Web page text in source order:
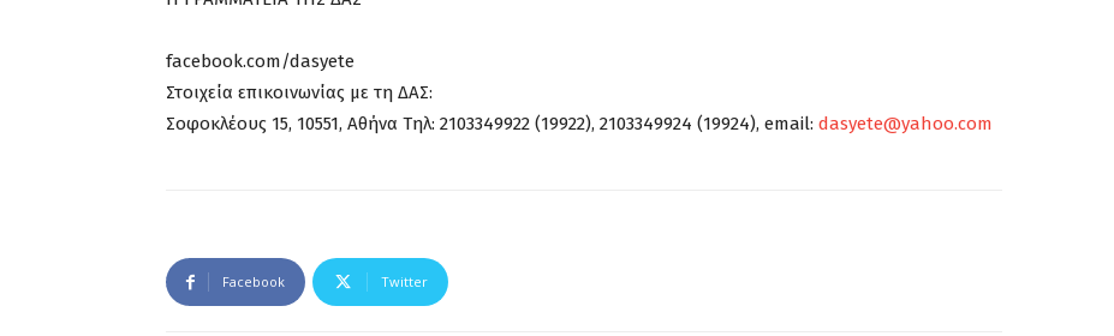
facebook.com/dasyete
Στοιχεία επικοινωνίας με τη ΔΑΣ:
Σοφοκλέους 15, 10551, Αθήνα Τηλ: 2103349922 (19922), 2103349924 (19924), email: dasyete@yahoo.com
Facebook Twitter